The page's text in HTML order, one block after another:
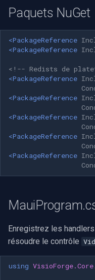
AMA
OpenCV
OpenGL
Spécifique à Windows
Spécifique à Linux
Milesight
INSTAR
Zmodo
Arecont Vision
Toshiba
LG
Linksys
LTS
Paquets NuGet
<PackageReference
<PackageReference
<!-- Redists de
<PackageReference
<PackageReference
<PackageReference
<PackageReference
<PackageReference
Enregistrez les
résoudre le contrôle
using